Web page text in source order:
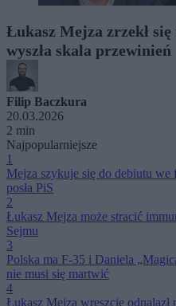
Łukasz Mejza zrzekł
wyszła skala przewinień
Filip Baczkura
20.03.2026
2 min
Najpopularniejsze
1
Mejza szykuje się do debiutu
posła PiS
2
Łukasz Mejza może stracić
Sejmu
3
Polska ma F-35 i Daniela
nie musi się martwić
4
Łukasz Mejza wreszcie odnalazł